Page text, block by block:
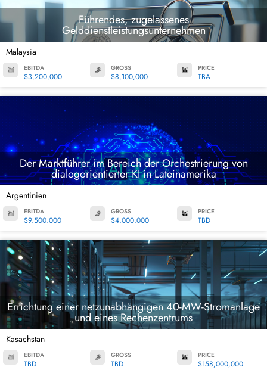
Führendes, zugelassenes
Gelddienstleistungsunternehmen
Malaysia
EBITDA
$3,200,000
GROSS
$8,100,000
PRICE
TBA
Der Marktführer im Bereich der Orchestrierung von
dialogorientierter KI in Lateinamerika
Argentinien
EBITDA
$9,500,000
GROSS
$4,000,000
PRICE
TBD
Errichtung einer netzunabhängigen 40-MW-Stromanlage
und eines Rechenzentrums
Kasachstan
EBITDA
TBD
GROSS
TBD
PRICE
$158,000,000